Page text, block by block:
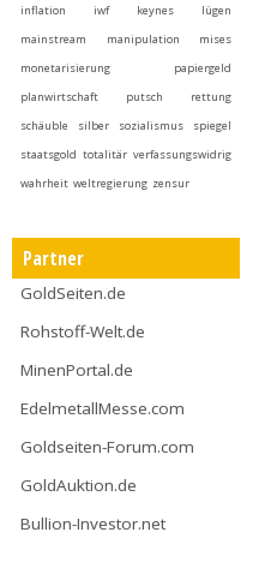
inflation
iwf keynes
lügen
mainstream
manipulation
mises
monetarisierung
papiergeld
planwirtschaft
putsch
rettung
schäuble
silber sozialismus
spiegel
staatsgold totalitär verfassungswidrig
wahrheit weltregierung zensur
Partner
GoldSeiten.de
Rohstoff-Welt.de
MinenPortal.de
EdelmetallMesse.com
Goldseiten-Forum.com
GoldAuktion.de
Bullion-Investor.net